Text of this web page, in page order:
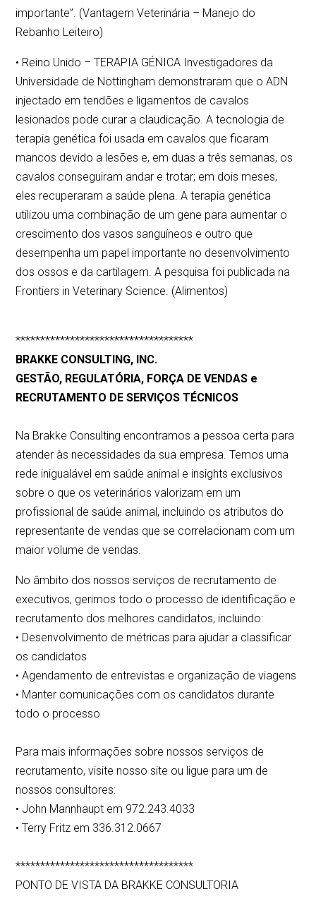
importante”. (Vantagem Veterinária – Manejo do
Rebanho Leiteiro)
• Reino Unido – TERAPIA GÉNICA Investigadores da
Universidade de Nottingham demonstraram que o ADN
injectado em tendões e ligamentos de cavalos
lesionados pode curar a claudicação. A tecnologia de
terapia genética foi usada em cavalos que ficaram
mancos devido a lesões e, em duas a três semanas, os
cavalos conseguiram andar e trotar; em dois meses,
eles recuperaram a saúde plena. A terapia genética
utilizou uma combinação de um gene para aumentar o
crescimento dos vasos sanguíneos e outro que
desempenha um papel importante no desenvolvimento
dos ossos e da cartilagem. A pesquisa foi publicada na
Frontiers in Veterinary Science. (Alimentos)
************************************
BRAKKE CONSULTING, INC.
GESTÃO, REGULATÓRIA, FORÇA DE VENDAS e
RECRUTAMENTO DE SERVIÇOS TÉCNICOS
Na Brakke Consulting encontramos a pessoa certa para
atender às necessidades da sua empresa. Temos uma
rede inigualável em saúde animal e insights exclusivos
sobre o que os veterinários valorizam em um
profissional de saúde animal, incluindo os atributos do
representante de vendas que se correlacionam com um
maior volume de vendas.
No âmbito dos nossos serviços de recrutamento de
executivos, gerimos todo o processo de identificação e
recrutamento dos melhores candidatos, incluindo:
• Desenvolvimento de métricas para ajudar a classificar
os candidatos
• Agendamento de entrevistas e organização de viagens
• Manter comunicações com os candidatos durante
todo o processo
Para mais informações sobre nossos serviços de
recrutamento, visite nosso site ou ligue para um de
nossos consultores:
• John Mannhaupt em 972.243.4033
• Terry Fritz em 336.312.0667
************************************
PONTO DE VISTA DA BRAKKE CONSULTORIA